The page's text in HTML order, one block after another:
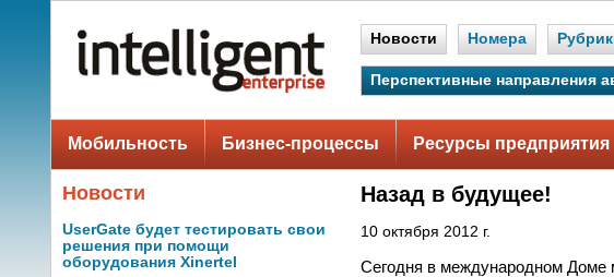
Новости Номера
Перспективные направления
Мобильность Бизнес-процессы Ресурсы предприятия
Новости
UserGate будет тестировать свои
решения при помощи
оборудования Xinertel
Назад в будущее!
10 октября 2012 г.
Сегодня в международном